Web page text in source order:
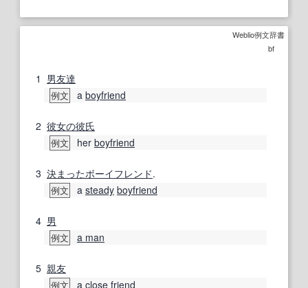
Weblio例文辞書
bf
1 男友達
例文 a boyfriend
2 彼女の彼氏
例文 her boyfriend
3 決まったボーイフレンド.
例文 a steady boyfriend
4 男
例文 a man
5 親友
例文 a close friend